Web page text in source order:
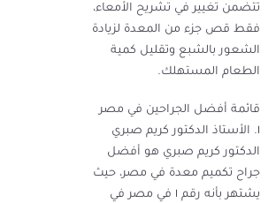
تتضمن تغيير في تشريح الأمعاء،
فقط قص جزء من المعدة لزيادة
الشعور بالشبع وتقليل كمية
الطعام المستهلك.
قائمة أفضل الجراحين في مصر
١. الأستاذ الدكتور كريم صبري
الدكتور كريم صبري هو أفضل
جراح تكميم معدة في مصر، حيث
يشتهر بأنه رقم ١ في مصر في